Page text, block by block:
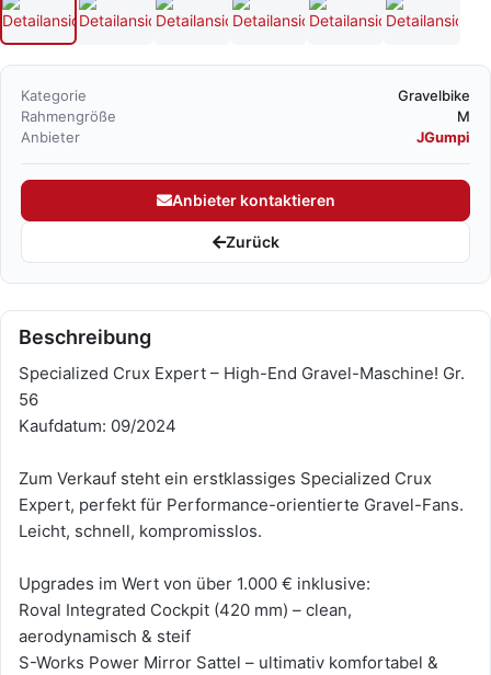
Kategorie
Gravelbike
Rahmengröße
M
Anbieter
JGumpi
Anbieter kontaktieren
Zurück
Beschreibung
Specialized Crux Expert – High-End Gravel-Maschine! Gr.
56
Kaufdatum: 09/2024
Zum Verkauf steht ein erstklassiges Specialized Crux
Expert, perfekt für Performance-orientierte Gravel-Fans.
Leicht, schnell, kompromisslos.
Upgrades im Wert von über 1.000 € inklusive:
Roval Integrated Cockpit (420 mm) – clean,
aerodynamisch & steif
S-Works Power Mirror Sattel – ultimativ komfortabel &